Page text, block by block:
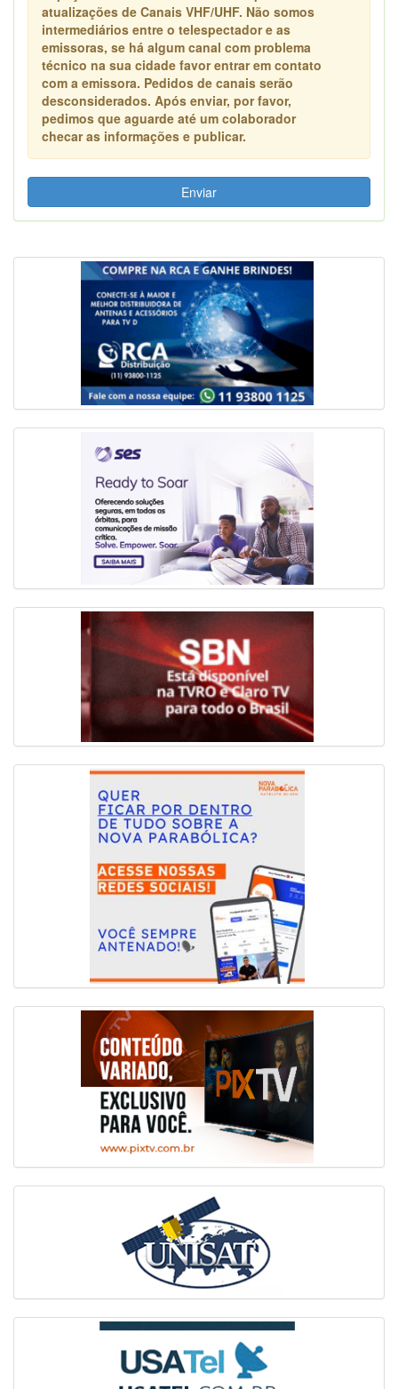
atualizações de Canais VHF/UHF. Não somos
intermediários entre o telespectador e as
emissoras, se há algum canal com problema
técnico na sua cidade favor entrar em contato
com a emissora. Pedidos de canais serão
desconsiderados. Após enviar, por favor,
pedimos que aguarde até um colaborador
checar as informações e publicar.
Enviar